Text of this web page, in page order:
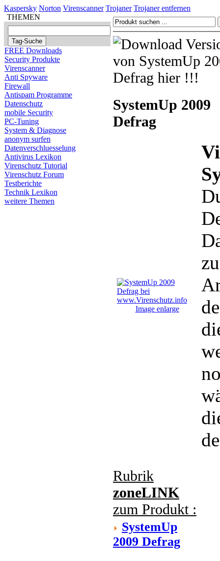
Kaspersky Norton Virenscanner Trojaner Trojaner entfernen
THEMEN
FREE Downloads
Security Produkte
Virenscanner
Anti Spyware
Firewall
Antispam Programme
Datenschutz
mobile Security
PC-Tuning
System & Diagnose
anonym surfen
Datenverschluesselung
Antivirus Lexikon
Virenschutz Tutorial
Virenschutz Forum
Testberichte
Technik Lexikon
weitere Themen
SystemUp 2009
Defrag
Image enlarge
Rubrik
zoneLINK
zum Produkt :
SystemUp
2009 Defrag